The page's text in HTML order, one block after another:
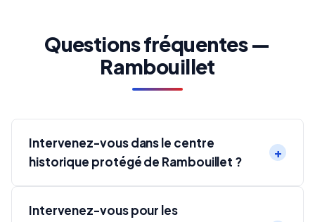
Questions fréquentes —
Rambouillet
Intervenez-vous dans le centre
historique protégé de Rambouillet ?
Intervenez-vous pour les